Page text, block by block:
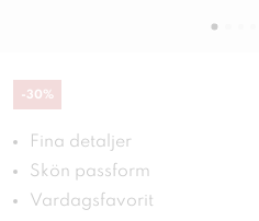
-30%
Fina detaljer
Skön passform
Vardagsfavorit